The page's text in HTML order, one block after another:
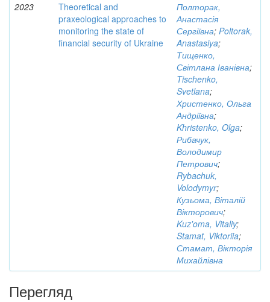
2023
Theoretical and
praxeological approaches to
monitoring the state of
financial security of Ukraine
Полторак,
Анастасія
Сергіївна; Poltorak,
Anastasiya;
Тищенко,
Світлана Іванівна;
Tischenko,
Svetlana;
Христенко, Ольга
Андріївна;
Khristenko, Olga;
Рибачук,
Володимир
Петрович;
Rybachuk,
Volodymyr;
Кузьома, Віталій
Вікторович;
Kuz'oma, Vitaliy;
Stamat, Viktoriia;
Стамат, Вікторія
Михайлівна
Перегляд